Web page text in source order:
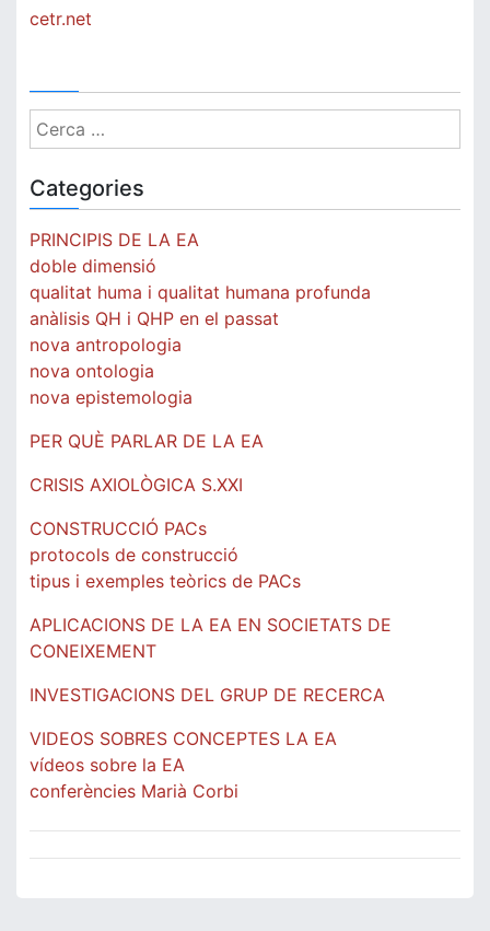
cetr.net
Cerca:
Categories
PRINCIPIS DE LA EA
doble dimensió
qualitat huma i qualitat humana profunda
anàlisis QH i QHP en el passat
nova antropologia
nova ontologia
nova epistemologia
PER QUÈ PARLAR DE LA EA
CRISIS AXIOLÒGICA S.XXI
CONSTRUCCIÓ PACs
protocols de construcció
tipus i exemples teòrics de PACs
APLICACIONS DE LA EA EN SOCIETATS DE
CONEIXEMENT
INVESTIGACIONS DEL GRUP DE RECERCA
VIDEOS SOBRES CONCEPTES LA EA
vídeos sobre la EA
conferències Marià Corbi